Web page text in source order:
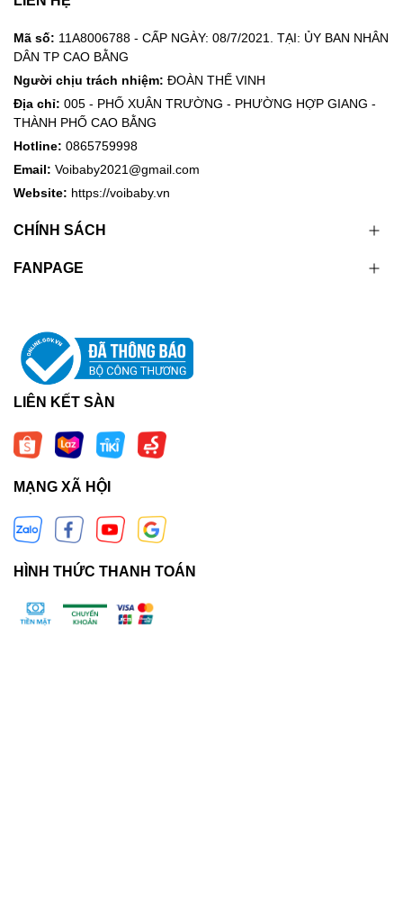
Mã số: 11A8006788 - CẤP NGÀY: 08/7/2021. TẠI: ỦY BAN NHÂN
DÂN TP CAO BẰNG
Người chịu trách nhiệm: ĐOÀN THẾ VINH
Địa chỉ: 005 - PHỐ XUÂN TRƯỜNG - PHƯỜNG HỢP GIANG -
THÀNH PHỐ CAO BẰNG
Hotline: 0865759998
Email: Voibaby2021@gmail.com
Website: https://voibaby.vn
CHÍNH SÁCH
FANPAGE
LIÊN KẾT SÀN
MẠNG XÃ HỘI
HÌNH THỨC THANH TOÁN